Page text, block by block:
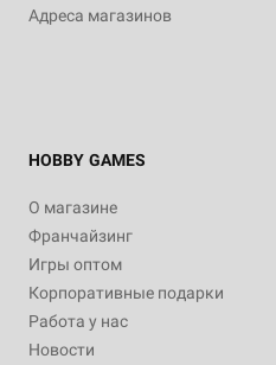
Адреса магазинов
HOBBY GAMES
О магазине
Франчайзинг
Игры оптом
Корпоративные подарки
Работа у нас
Новости